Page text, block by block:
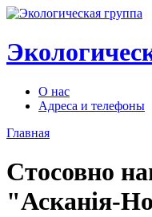
О нас
Адреса и телефоны
Главная
Стосовно
"Асканія-